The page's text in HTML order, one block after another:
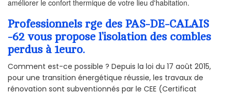
améliorer le confort thermique de votre lieu d'habitation.
Professionnels rge des PAS-DE-CALAIS
-62 vous propose l’isolation des combles
perdus à 1euro.
Comment est-ce possible ? Depuis la loi du 17 août 2015,
pour une transition énergétique réussie, les travaux de
rénovation sont subventionnés par le CEE (Certificat